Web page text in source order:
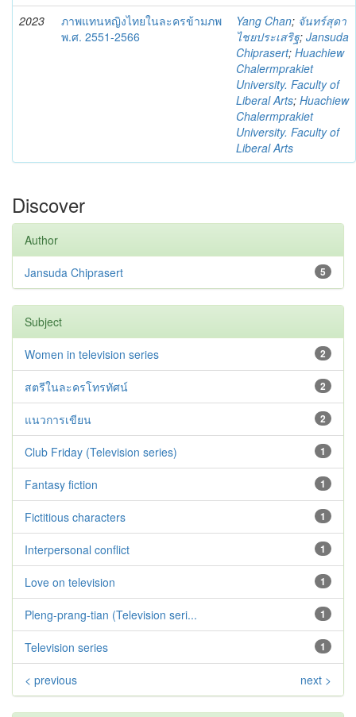
2023
ภาพแทนหญิงไทยในละครข้ามภพ
พ.ศ. 2551-2566
Yang Chan; จันทร์สุดา
ไชยประเสริฐ; Jansuda
Chiprasert; Huachiew
Chalermprakiet
University. Faculty of
Liberal Arts; Huachiew
Chalermprakiet
University. Faculty of
Liberal Arts
Discover
Author
5
Jansuda Chiprasert
Subject
2
Women in television series
2
สตรีในละครโทรทัศน์
2
แนวการเขียน
1
Club Friday (Television series)
1
Fantasy fiction
1
Fictitious characters
1
Interpersonal conflict
1
Love on television
1
Pleng-prang-tian (Television seri...
1
Television series
< previous next >